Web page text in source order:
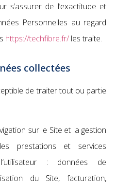
s’assurer de l’exactitude et
Personnelles au regard
https://techfibre.fr/ les traite.
collectées
de traiter tout ou partie
sur le Site et la gestion
prestations et services
: données de
du Site, facturation,